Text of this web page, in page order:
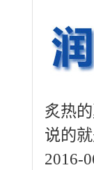
炙热
说的
2016-